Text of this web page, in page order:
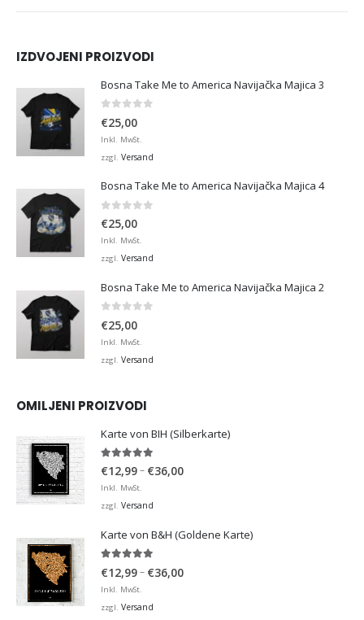
IZDVOJENI PROIZVODI
Bosna Take Me to America Navijačka Majica 3
€25,00
Inkl. MwSt.
zzgl. Versand
Bosna Take Me to America Navijačka Majica 4
0 von 5
€25,00
Inkl. MwSt.
zzgl. Versand
Bosna Take Me to America Navijačka Majica 2
€25,00
Inkl. MwSt.
zzgl. Versand
OMILJENI PROIZVODI
Karte von BIH (Silberkarte)
4.92 von 5
€12,99– €36,00Preisspanne:
Inkl. MwSt.
zzgl. Versand
Karte von B&H (Goldene Karte)
€12,99– €36,00Preisspanne:
Inkl. MwSt.
zzgl. Versand